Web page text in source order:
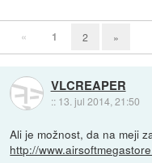
« 1 2 »
VLCREAPER
:: 13. jul 2014, 21:50
Ali je možnost, da na meji
http://